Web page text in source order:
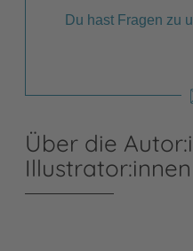
Du hast Fragen zu
Über die
Illustrator:innen